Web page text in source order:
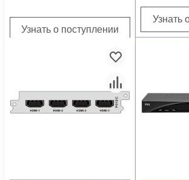
Узнать о поступлении
Узнать